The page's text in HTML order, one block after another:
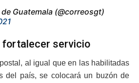
Guatemala (@correosgt)
fortalecer servicio
al igual que en las habilitadas
del país, se colocará un buzón de